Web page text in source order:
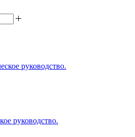
руководство.